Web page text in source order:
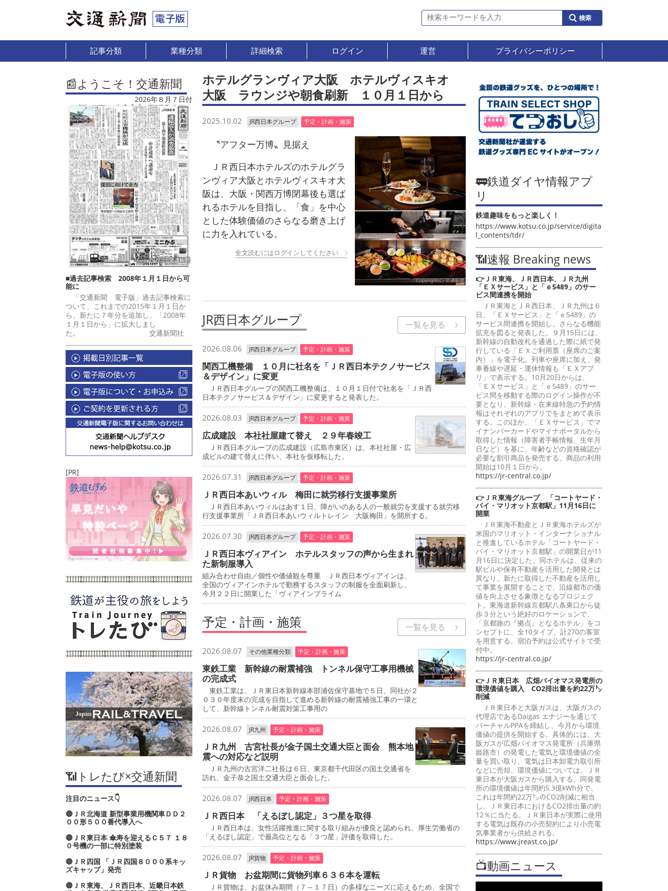
記事分類 業種分類 詳細検索 ログイン 運営 プライバシーポリシー
📰ようこそ！交通新聞
2026年８月７日付
■過去記事検索 2008年１月１日から可
能に
「交通新聞 電子版」過去記事検索に
ついて、これまでの2015年１月１日か
ら、新たに７年分を追加し、「2008年
１月１日から」に拡大しまし
た。 交通新聞社
[PR]
📶トレたび×交通新聞
注目のニュース👇
🔴ＪＲ北海道 新型事業用機関車ＤＤ２
００形５００番代導入へ
🔴ＪＲ東日本 傘寿を迎えるＣ５７ １８
０号機の一部に特別塗装
🔴ＪＲ四国 「ＪＲ四国８０００系キッ
ズキャップ」発売
🔴ＪＲ東海、ＪＲ西日本、近畿日本鉄
ホテルグランヴィア大阪 ホテルヴィスキオ
大阪 ラウンジや朝食刷新 １０月１日から
2025.10.02 JR西日本グループ 予定・計画・施策
〝アフター万博〟見据え
ＪＲ西日本ホテルズのホテルグラ
ンヴィア大阪とホテルヴィスキオ大
阪は、大阪・関西万博閉幕後も選ば
れるホテルを目指し、「食」を中心
とした体験価値のさらなる磨き上げ
に力を入れている。
全文読むにはログインしてください
JR西日本グループ 一覧を見る
2026.08.06 JR西日本グループ 予定・計画・施策
関西工機整備 １０月に社名を「ＪＲ西日本テクノサービス
＆デザイン」に変更
ＪＲ西日本グループの関西工機整備は、１０月１日付で社名を「ＪＲ西
日本テクノサービス＆デザイン」に変更すると発表した。
2026.08.03 JR西日本グループ 予定・計画・施策
広成建設 本社社屋建て替え ２９年春竣工
ＪＲ西日本グループの広成建設（広島市東区）は、本社社屋・広
成ビルの建て替えに伴い、本社を仮移転した。
2026.07.31 JR西日本グループ 予定・計画・施策
ＪＲ西日本あいウィル 梅田に就労移行支援事業所
ＪＲ西日本あいウィルはあす１日、障がいのある人の一般就労を支援する就労移
行支援事業所「ＪＲ西日本あいウィルトレイン 大阪梅田」を開所する。
2026.07.30 JR西日本グループ 予定・計画・施策
ＪＲ西日本ヴィアイン ホテルスタッフの声から生まれ
た新制服導入
組み合わせ自由／個性や価値観を尊重 ＪＲ西日本ヴィアインは、
全国のヴィアインホテルで勤務するスタッフの制服を全面刷新し、
今月２２日に開業した「ヴィアインプライム
予定・計画・施策 一覧を見る
2026.08.07 その他業種分類 予定・計画・施策
東鉄工業 新幹線の耐震補強 トンネル保守工事用機械
の完成式
東鉄工業は、ＪＲ東日本新幹線本部浦佐保守基地で５日、同社が２
０３０年度末の完成を目指して進める新幹線の耐震補強工事の一環と
して、新幹線トンネル耐震対策工事用の
2026.08.07 JR九州 予定・計画・施策
ＪＲ九州 古宮社長が金子国土交通大臣と面会 熊本地
震への対応など説明
ＪＲ九州の古宮洋二社長は６日、東京都千代田区の国土交通省を
訪れ、金子恭之国土交通大臣と面会した。
2026.08.07 JR西日本 予定・計画・施策
ＪＲ西日本 「えるぼし認定」３つ星を取得
ＪＲ西日本は、女性活躍推進に関する取り組みが優良と認められ、厚生労働省の
「えるぼし認定」で最高位となる「３つ星」評価を取得した。
2026.08.07 JR貨物 予定・計画・施策
ＪＲ貨物 お盆期間に貨物列車６３６本を運転
ＪＲ貨物は、お盆休み期間（７～１７日）の多様なニーズに応えるため、全国で
🚃鉄道ダイヤ情報アプ
リ
鉄道趣味をもっと楽しく！
https://www.kotsu.co.jp/service/digita
l_contents/tdr/
📶速報 Breaking news
👉ＪＲ東海、ＪＲ西日本、ＪＲ九州
「ＥＸサービス」と「ｅ5489」のサー
ビス間連携を開始
ＪＲ東海とＪＲ西日本、ＪＲ九州は６
日、「ＥＸサービス」と「ｅ5489」の
サービス間連携を開始し、さらなる機能
拡充を図ると発表した。９月15日には、
新幹線の自動改札を通過した際に紙で発
行している「ＥＸご利用票（座席のご案
内）」を電子化。列車や座席に加え、発
車番線や遅延・運休情報も「ＥＸアプ
リ」で表示する。10月20日からは、
「ＥＸサービス」と「ｅ5489」のサー
ビス間を移動する際のログイン操作が不
要となり、新幹線・在来線特急の予約情
報はそれぞれのアプリでをまとめて表示
する。このほか、「ＥＸサービス」でマ
イナンバーカードやマイナポータルから
取得した情報（障害者手帳情報、生年月
日など）を基に、年齢などの資格確認が
必要な割引商品を発売する。商品の利用
開始は10月１日から。
https://jr-central.co.jp/
👉ＪＲ東海グループ 「コートヤード・
バイ・マリオット京都駅」11月16日に
開業
ＪＲ東海不動産とＪＲ東海ホテルズが
米国のマリオット・インターナショナル
と推進しているホテル「コートヤード・
バイ・マリオット京都駅」の開業日が11
月16日に決定した。同ホテルは、従来の
駅ビルや保有不動産を活用した開発とは
異なり、新たに取得した不動産を活用し
て事業を展開することで、沿線都市の価
値を向上させる象徴となるプロジェク
ト。東海道新幹線京都駅八条東口から徒
歩３分という絶好のロケーションで、
「京都旅の『拠点』となるホテル」をコ
ンセプトに、全10タイプ、計270の客室
を用意する。宿泊予約は公式サイトで受
付中。
https://jr-central.co.jp/
👉ＪＲ東日本 広畑バイオマス発電所の
環境価値を購入 CO2排出量を約22万㌧
削減
ＪＲ東日本と大阪ガスは、大阪ガスの
代理店であるDaigas エナジーを通じて
バーチャルPPAを締結し、今月から環境
価値の提供を開始する。具体的には、大
阪ガスが広畑バイオマス発電所（兵庫県
姫路市）の発電した電気と環境価値の全
量を買い取り、電気は日本卸電力取引所
などに売却。環境価値については、ＪＲ
東日本が大阪ガスから購入する。同発電
所の環境価値は年間約5.3億kWh分で、
これは年間約22万㌧のCO2削減に相当
し、ＪＲ東日本におけるCO2排出量の約
12％に当たる。ＪＲ東日本が実際に使用
する電気は既存の小売契約により小売電
気事業者から供給される。
https://www.jreast.co.jp/
📺動画ニュース